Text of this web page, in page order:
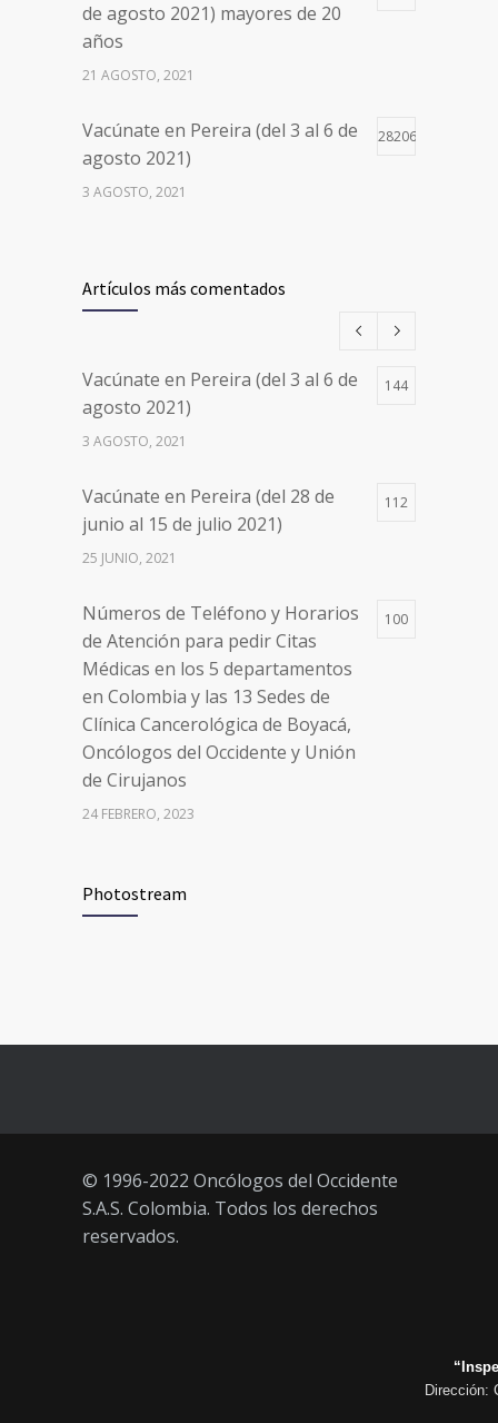
de agosto 2021) mayores de 20
años
21 AGOSTO, 2021
Vacúnate en Pereira (del 3 al 6 de
agosto 2021)
28206
3 AGOSTO, 2021
de agosto 2021) mayores de 20
años
Números de Teléfono y Horarios
de Atención para pedir Citas
Médicas en los 5 departamentos
Clínica Cancerológica de Boyacá,
Oncólogos del Occidente y Unión
de Cirujanos
Artículos más comentados
Vacúnate en Pereira (del 3 al 6 de
agosto 2021)
144
3 AGOSTO, 2021
Vacúnate en Pereira (del 28 de
junio al 15 de julio 2021)
112
25 JUNIO, 2021
Números de Teléfono y Horarios
de Atención para pedir Citas
Médicas en los 5 departamentos
en Colombia y las 13 Sedes de
Clínica Cancerológica de Boyacá,
Oncólogos del Occidente y Unión
de Cirujanos
100
24 FEBRERO, 2023
junio 2021)
años
Photostream
© 1996-2022 Oncólogos del Occidente
S.A.S. Colombia. Todos los derechos
reservados.
Dirección: